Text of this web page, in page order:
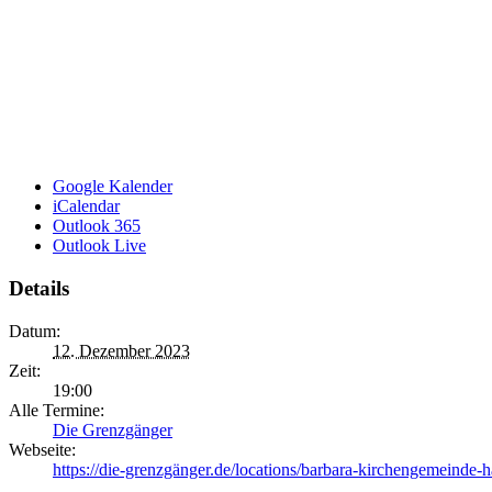
Google Kalender
iCalendar
Outlook 365
Outlook Live
Details
Datum:
12. Dezember 2023
Zeit:
19:00
Alle Termine:
Die Grenzgänger
Webseite:
https://die-grenzgänger.de/locations/barbara-kirchengemeinde-